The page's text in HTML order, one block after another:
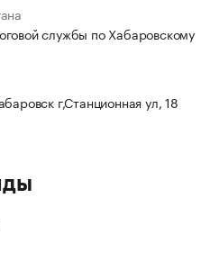
службы по Хабаровскому
г,Станционная ул, 18